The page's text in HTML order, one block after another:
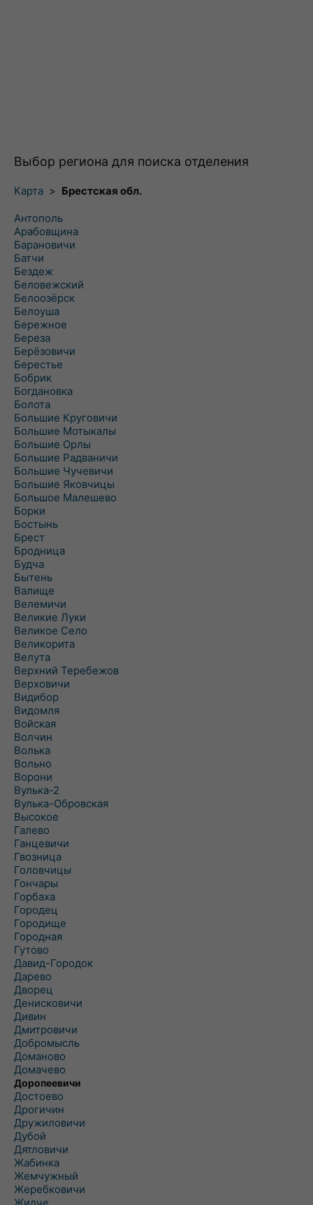
Выбор региона для поиска отделения
Карта > Брестская обл.
Антополь
Арабовщина
Барановичи
Батчи
Бездеж
Беловежский
Белоозёрск
Белоуша
Бережное
Береза
Берёзовичи
Берестье
Бобрик
Богдановка
Болота
Большие Круговичи
Большие Мотыкалы
Большие Орлы
Большие Радваничи
Большие Чучевичи
Большие Яковчицы
Большое Малешево
Борки
Бостынь
Брест
Бродница
Будча
Бытень
Валище
Велемичи
Великие Луки
Великое Село
Великорита
Велута
Верхний Теребежов
Верховичи
Видибор
Видомля
Войская
Волчин
Волька
Вольно
Ворони
Вулька-2
Вулька-Обровская
Высокое
Галево
Ганцевичи
Гвозница
Головчицы
Гончары
Горбаха
Городец
Городище
Городная
Гутово
Давид-Городок
Дарево
Дворец
Денисковичи
Дивин
Дмитровичи
Добромысль
Доманово
Домачево
Доропеевичи
Достоево
Дрогичин
Дружиловичи
Дубой
Дятловичи
Жабинка
Жемчужный
Жеребковичи